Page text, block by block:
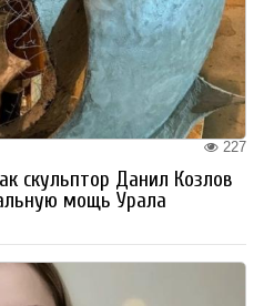
227
скульптор Данил Козлов
мощь Урала